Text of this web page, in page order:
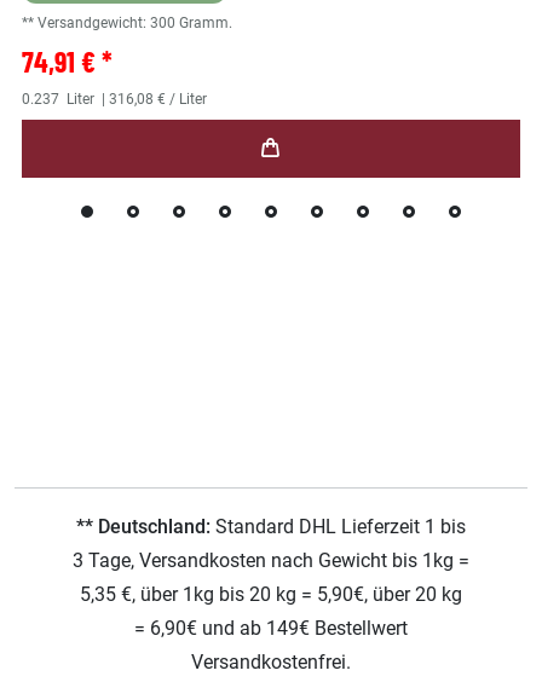
** Versandgewicht: 300 Gramm.
74,91 € *
0.237 Liter | 316,08 € / Liter
** Deutschland: Standard DHL Lieferzeit 1 bis
3 Tage, Versandkosten nach Gewicht bis 1kg =
5,35 €, über 1kg bis 20 kg = 5,90€, über 20 kg
= 6,90€ und ab 149€ Bestellwert
Versandkostenfrei.